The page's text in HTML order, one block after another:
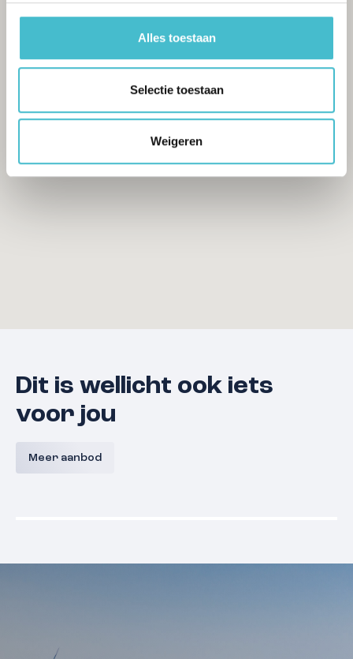
Alles toestaan
Selectie toestaan
Weigeren
Dit is wellicht ook iets
voor jou
Meer aanbod
Bouwnummer 9 A,